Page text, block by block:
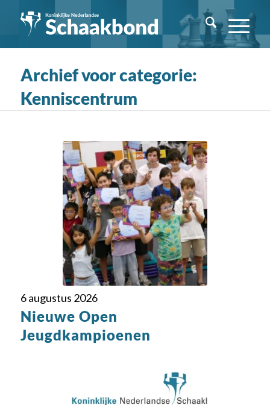
Archief voor categorie:
Kenniscentrum
6 augustus 2026
Nieuwe Open
Jeugdkampioenen